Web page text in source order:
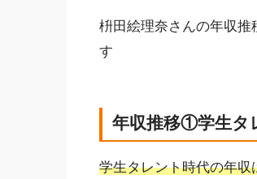
枡田絵理奈さんの年収
す
年収推移①学生タ
学生タレント時代の年収